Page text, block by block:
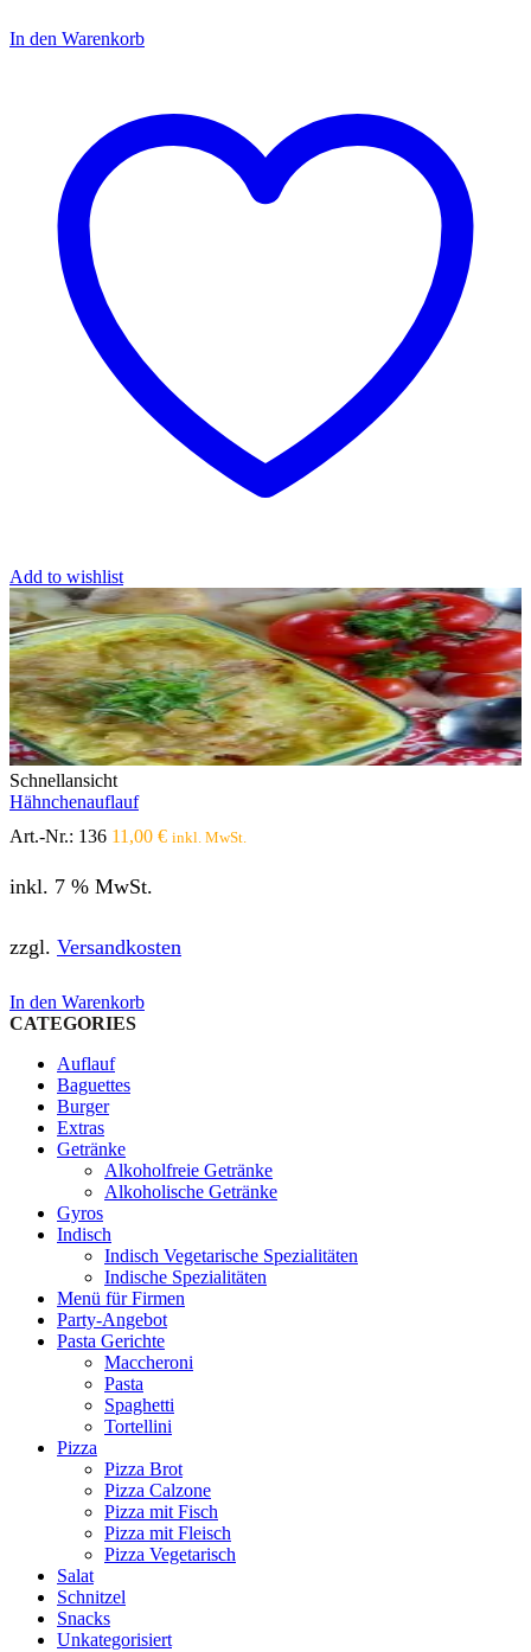
In den Warenkorb
Add to wishlist
Schnellansicht
Hähnchenauflauf
Art.-Nr.: 136 11,00 € inkl. MwSt.
inkl. 7 % MwSt.
zzgl. Versandkosten
In den Warenkorb
CATEGORIES
Auflauf
Baguettes
Burger
Extras
Getränke
Alkoholfreie Getränke
Alkoholische Getränke
Gyros
Indisch
Indisch Vegetarische Spezialitäten
Indische Spezialitäten
Menü für Firmen
Party-Angebot
Pasta Gerichte
Maccheroni
Pasta
Spaghetti
Tortellini
Pizza
Pizza Brot
Pizza Calzone
Pizza mit Fisch
Pizza mit Fleisch
Pizza Vegetarisch
Salat
Schnitzel
Snacks
Unkategorisiert